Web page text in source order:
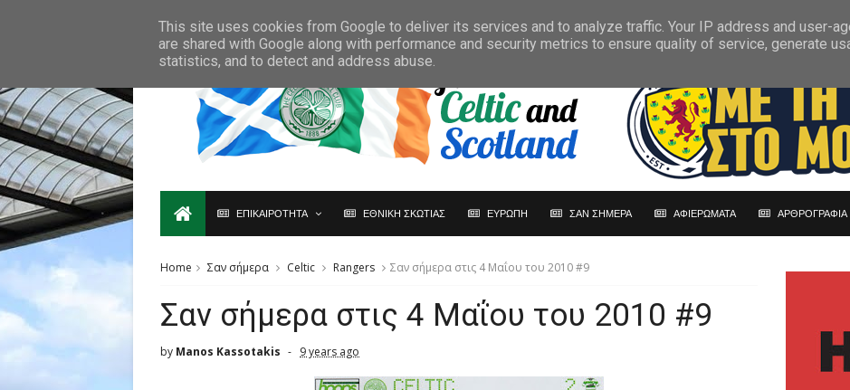
ΕΠΙΚΑΙΡΟΤΗΤΑ ΕΘΝΙΚΗ ΣΚΩΤΙΑΣ ΕΥΡΩΠΗ ΣΑΝ ΣΗΜΕΡΑ ΑΦΙΕΡΩΜΑΤΑ ΑΡΘΡΟΓΡΑΦΙΑ
Home Σαν σήμερα Celtic Rangers Σαν σήμερα στις 4 Μαΐου του 2010 #9
Σαν σήμερα στις 4 Μαΐου του 2010 #9
by Manos Kassotakis 9 years ago
This site uses cookies from Google to deliver its services and to analyze traffic. Your IP address and user-
are shared with Google along with performance and security metrics to ensure quality of service, generate
statistics, and to detect and address abuse.